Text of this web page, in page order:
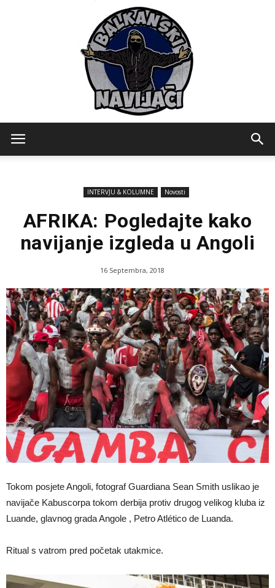
INTERVJU & KOLUMNE Novosti
AFRIKA: Pogledajte kako
navijanje izgleda u Angoli
16 Septembra, 2018
Tokom posjete Angoli, fotograf Guardiana Sean Smith uslikao je
navijače Kabuscorpa tokom derbija protiv drugog velikog kluba iz
Luande, glavnog grada Angole , Petro Atlético de Luanda.
Ritual s vatrom pred početak utakmice.